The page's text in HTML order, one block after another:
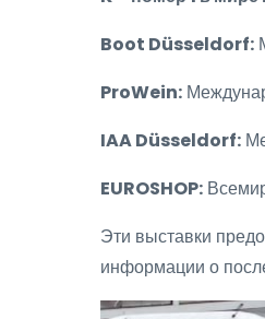
Boot Düsseldorf:
ProWein:
IAA Düsseldorf:
EUROSHOP:
Эти выставки
информации о